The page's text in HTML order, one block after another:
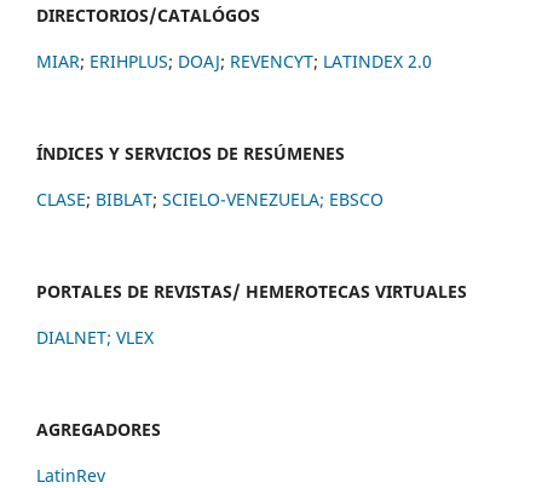
DIRECTORIOS/CATALÓGOS
MIAR; ERIHPLUS; DOAJ; REVENCYT; LATINDEX 2.0
ÍNDICES Y SERVICIOS DE RESÚMENES
CLASE; BIBLAT; SCIELO-VENEZUELA; EBSCO
PORTALES DE REVISTAS/ HEMEROTECAS VIRTUALES
DIALNET; VLEX
AGREGADORES
LatinRev